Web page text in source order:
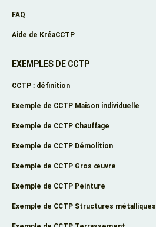
FAQ
Aide de KréaCCTP
EXEMPLES DE CCTP
CCTP : définition
Exemple de CCTP Maison individuelle
Exemple de CCTP Chauffage
Exemple de CCTP Démolition
Exemple de CCTP Gros œuvre
Exemple de CCTP Peinture
Exemple de CCTP Structures métalliques